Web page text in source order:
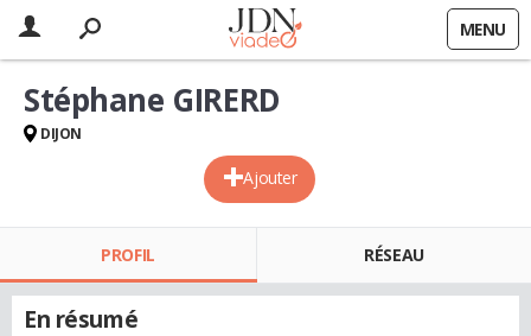
MENU
Ajouter
Stéphane GIRERD
DIJON
PROFIL RÉSEAU
En résumé